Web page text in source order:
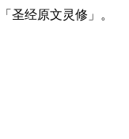
圣经原文灵修」。